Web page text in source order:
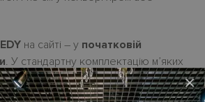
×
на сайті – у початковій
. У стандартну комплектацію м’яких
декоративні подушки,ціну наякі
додатково.